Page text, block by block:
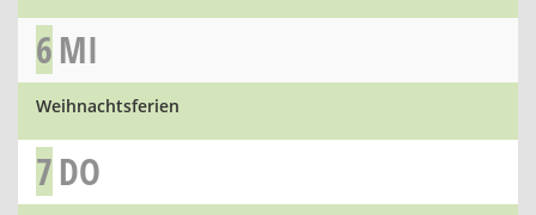
6MI
Weihnachtsferien
7DO